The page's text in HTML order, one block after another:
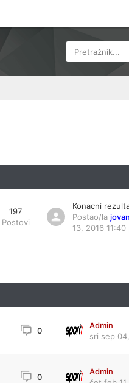
Pretražnik...
197
Postovi
Konacni
Postao/la
13, 2016 11:40
0
Admin
sri sep
0
Admin